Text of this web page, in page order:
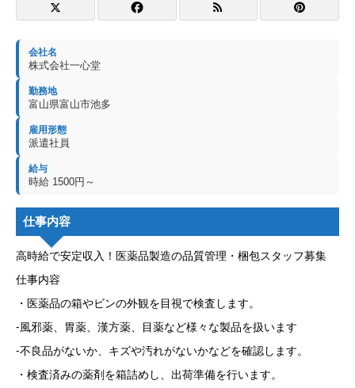
会社名
株式会社一心堂
勤務地
富山県富山市池多
雇用形態
派遣社員
給与
時給 1500円～
仕事内容
高時給で安定収入！医薬品製造の品質管理・梱包スタッフ募集
仕事内容
・医薬品の箱やビンの外観を目視で検査します。
-風邪薬、胃薬、漢方薬、目薬など様々な製品を扱います
-不良品がないか、キズや汚れがないかなどを確認します。
・検査済みの薬剤を箱詰めし、出荷準備を行います。